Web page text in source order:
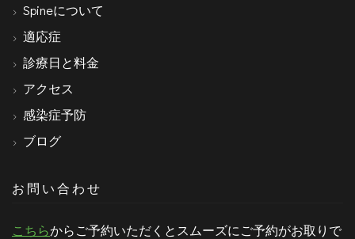
Spineについて
適応症
診療日と料金
アクセス
感染症予防
ブログ
お問い合わせ
こちらからご予約いただくとスムーズにご予約がお取りで